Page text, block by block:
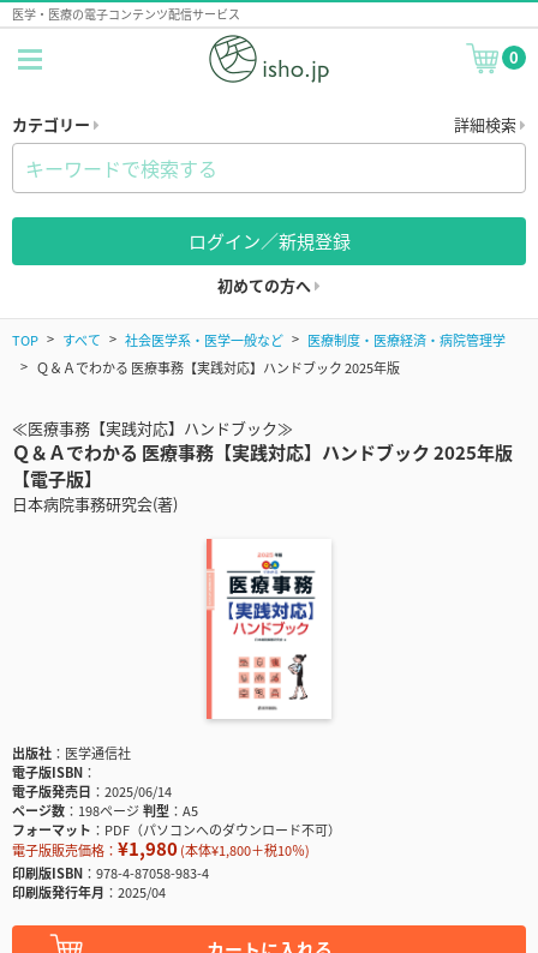
医学・医療の電子コンテンツ配信サービス
0
カテゴリー 詳細検索
ログイン／新規登録
初めての方へ
TOP すべて 社会医学系・医学一般など
医療制度・医療経済・病院管理学
Ｑ＆Ａでわかる 医療事務【実践対応】ハンドブック 2025年版
≪医療事務【実践対応】ハンドブック≫
Ｑ＆Ａでわかる 医療事務【実践対応】ハンドブック 2025年版
【電子版】
日本病院事務研究会(著)
出版社
医学通信社
電子版ISBN
電子版発売日
2025/06/14
ページ数
198ページ判型
A5
フォーマット
PDF（パソコンへのダウンロード不可）
電子版販売価格： ¥1,980(本体¥1,800＋税10％)
印刷版ISBN
978-4-87058-983-4
印刷版発行年月
2025/04